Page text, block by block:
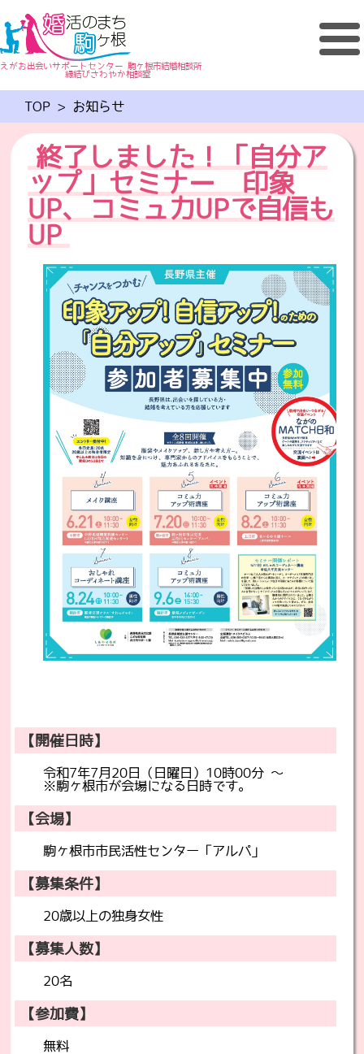
えがお出会いサポートセンター 駒ヶ根市結婚相談所
縁結びさわやか相談室
TOP > お知らせ
終了しました！「自分ア
ップ」セミナー 印象
UP、コミュ力UPで自信も
UP
【開催日時】
令和7年7月20日（日曜日）10時00分 ～
※駒ヶ根市が会場になる日時です。
【会場】
駒ヶ根市市民活性センター「アルパ」
【募集条件】
20歳以上の独身女性
【募集人数】
20名
【参加費】
無料